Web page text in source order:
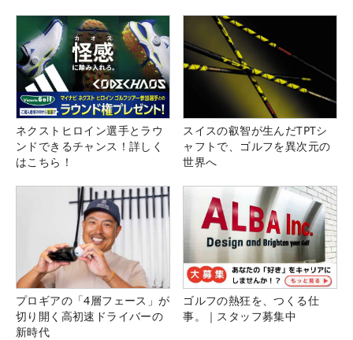
ネクストヒロイン選手とラウ
ンドできるチャンス！詳しく
はこちら！
スイスの叡智が生んだTPTシ
ャフトで、ゴルフを異次元の
世界へ
プロギアの「4層フェース」が
切り開く高初速ドライバーの
新時代
ゴルフの熱狂を、つくる仕
事。｜スタッフ募集中